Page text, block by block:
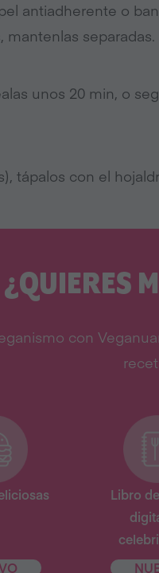
antiadherente o
mantenlas separadas.
unos 20 min, o
tápalos con el
¿QUIERES
con
Libro